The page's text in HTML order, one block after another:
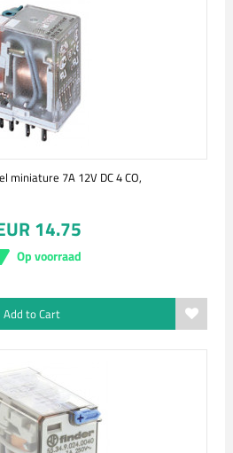
miniature 7A 12V DC 4 CO,
14.75
Op voorraad
Add to Cart